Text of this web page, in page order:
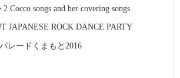
Cocco songs and her covering songs
JAPANESE ROCK DANCE PARTY
レードくまもと2016